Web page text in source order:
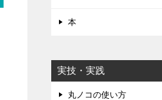
本
実技・実践
丸ノコの使い方